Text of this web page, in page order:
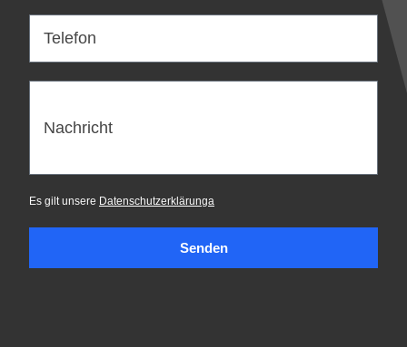
Telefon
Nachricht
Es gilt unsere Datenschutzerklärunga
Senden